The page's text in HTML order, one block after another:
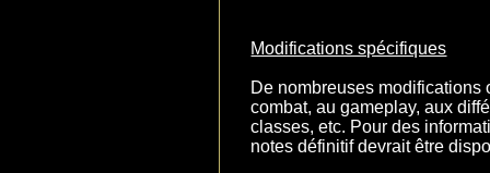
Modifications spécifiques
De nombreuses modifications
combat, au gameplay, aux
classes, etc. Pour des
notes définitif devrait être